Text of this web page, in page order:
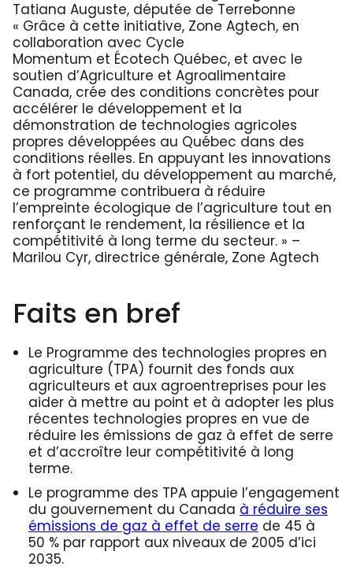
Tatiana Auguste, députée de Terrebonne
« Grâce à cette initiative, Zone Agtech, en
collaboration avec Cycle
Momentum et Écotech Québec, et avec le
soutien d’Agriculture et Agroalimentaire
Canada, crée des conditions concrètes pour
accélérer le développement et la
démonstration de technologies agricoles
propres développées au Québec dans des
conditions réelles. En appuyant les innovations
à fort potentiel, du développement au marché,
ce programme contribuera à réduire
l’empreinte écologique de l’agriculture tout en
renforçant le rendement, la résilience et la
compétitivité à long terme du secteur. » –
Marilou Cyr, directrice générale, Zone Agtech
Faits en bref
Le Programme des technologies propres en
agriculture (TPA) fournit des fonds aux
agriculteurs et aux agroentreprises pour les
aider à mettre au point et à adopter les plus
récentes technologies propres en vue de
réduire les émissions de gaz à effet de serre
et d’accroître leur compétitivité à long
terme.
Le programme des TPA appuie l’engagement
du gouvernement du Canada à réduire ses
émissions de gaz à effet de serre de 45 à
50 % par rapport aux niveaux de 2005 d’ici
2035.